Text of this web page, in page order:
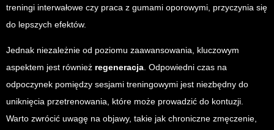
treningi interwałowe czy praca z gumami oporowymi, przyczynia się
do lepszych efektów.
Jednak niezależnie od poziomu zaawansowania, kluczowym
aspektem jest również regeneracja. Odpowiedni czas na
odpoczynek pomiędzy sesjami treningowymi jest niezbędny do
uniknięcia przetrenowania, które może prowadzić do kontuzji.
Warto zwrócić uwagę na objawy, takie jak chroniczne zmęczenie,